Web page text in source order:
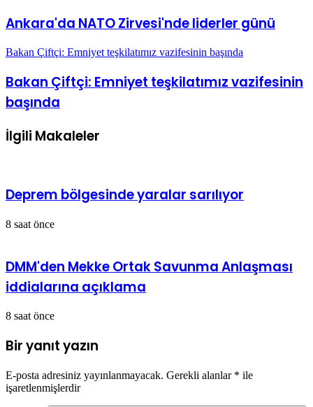
Ankara'da NATO Zirvesi'nde liderler günü
Bakan Çiftçi: Emniyet teşkilatımız vazifesinin başında
Bakan Çiftçi: Emniyet teşkilatımız vazifesinin
başında
İlgili Makaleler
Deprem bölgesinde yaralar sarılıyor
8 saat önce
DMM'den Mekke Ortak Savunma Anlaşması
iddialarına açıklama
8 saat önce
Bir yanıt yazın
E-posta adresiniz yayınlanmayacak. Gerekli alanlar * ile
işaretlenmişlerdir